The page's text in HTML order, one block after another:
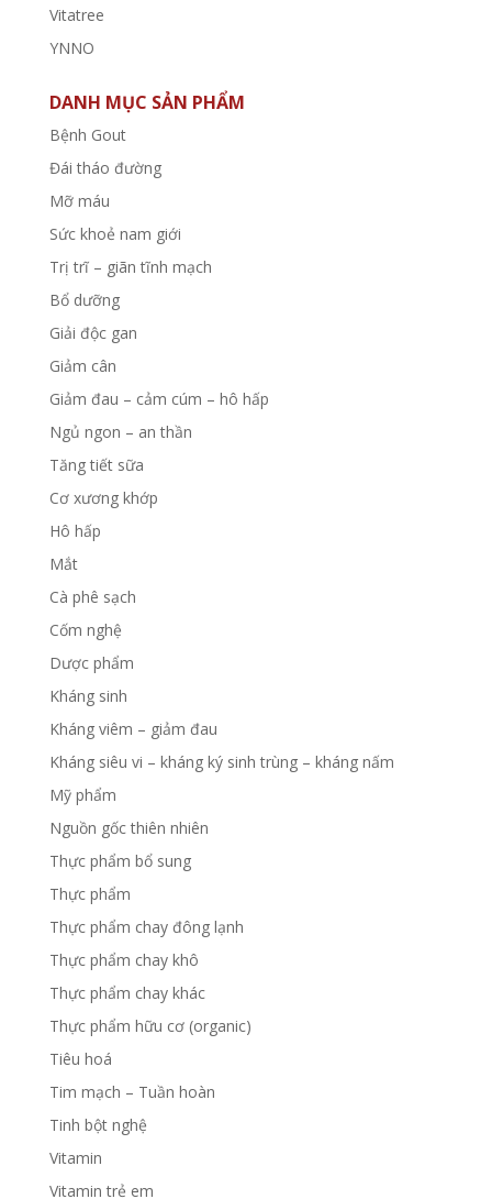
Vitatree
YNNO
DANH MỤC SẢN PHẨM
Bệnh Gout
Đái tháo đường
Mỡ máu
Sức khoẻ nam giới
Trị trĩ – giãn tĩnh mạch
Bổ dưỡng
Giải độc gan
Giảm cân
Giảm đau – cảm cúm – hô hấp
Ngủ ngon – an thần
Tăng tiết sữa
Cơ xương khớp
Hô hấp
Mắt
Cà phê sạch
Cốm nghệ
Dược phẩm
Kháng sinh
Kháng viêm – giảm đau
Kháng siêu vi – kháng ký sinh trùng – kháng nấm
Mỹ phẩm
Nguồn gốc thiên nhiên
Thực phẩm bổ sung
Thực phẩm
Thực phẩm chay đông lạnh
Thực phẩm chay khô
Thực phẩm chay khác
Thực phẩm hữu cơ (organic)
Tiêu hoá
Tim mạch – Tuần hoàn
Tinh bột nghệ
Vitamin
Vitamin trẻ em